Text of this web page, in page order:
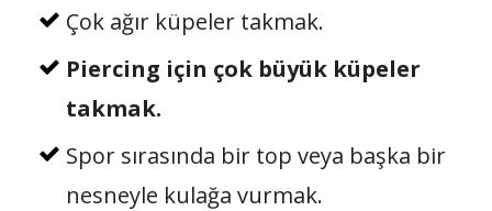
Çok ağır küpeler takmak.
Piercing için çok büyük küpeler
takmak.
Spor sırasında bir top veya başka bir
nesneyle kulağa vurmak.